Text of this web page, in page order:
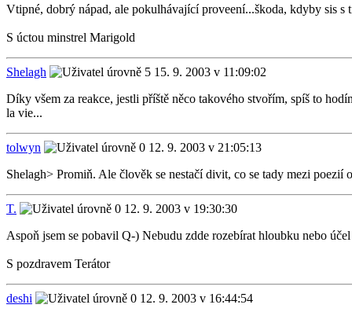
Vtipné, dobrý nápad, ale pokulhávající proveení...škoda, kdyby sis
S úctou minstrel Marigold
Shelagh
15. 9. 2003 v 11:09:02
Díky všem za reakce, jestli příště něco takového stvořím, spíš to
la vie...
tolwyn
12. 9. 2003 v 21:05:13
Shelagh> Promiň. Ale člověk se nestačí divit, co se tady mezi
T.
12. 9. 2003 v 19:30:30
Aspoň jsem se pobavil Q-) Nebudu zdde rozebírat hloubku nebo
S pozdravem Terátor
deshi
12. 9. 2003 v 16:44:54